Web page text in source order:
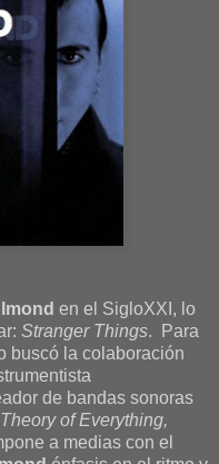
en el SigloXXI, lo
Stranger Things. Para
buscó la colaboración
de bandas sonoras
of Everything,
a medias con el